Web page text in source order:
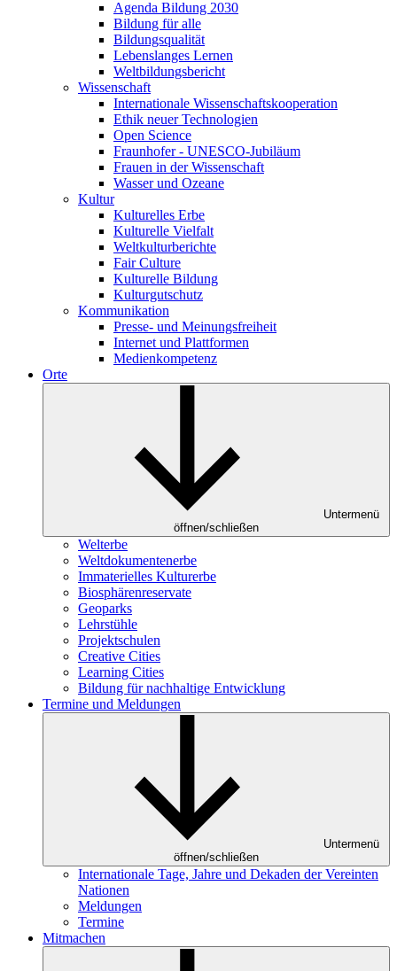
Agenda Bildung 2030
Bildung für alle
Bildungsqualität
Lebenslanges Lernen
Weltbildungsbericht
Wissenschaft
Internationale Wissenschaftskooperation
Ethik neuer Technologien
Open Science
Fraunhofer - UNESCO-Jubiläum
Frauen in der Wissenschaft
Wasser und Ozeane
Kultur
Kulturelles Erbe
Kulturelle Vielfalt
Weltkulturberichte
Fair Culture
Kulturelle Bildung
Kulturgutschutz
Kommunikation
Presse- und Meinungsfreiheit
Internet und Plattformen
Medienkompetenz
Orte
Untermenü
öffnen/schließen
Welterbe
Weltdokumentenerbe
Immaterielles Kulturerbe
Biosphärenreservate
Geoparks
Lehrstühle
Projektschulen
Creative Cities
Learning Cities
Bildung für nachhaltige Entwicklung
Termine und Meldungen
Untermenü
öffnen/schließen
Internationale Tage, Jahre und Dekaden der Vereinten
Nationen
Meldungen
Termine
Mitmachen